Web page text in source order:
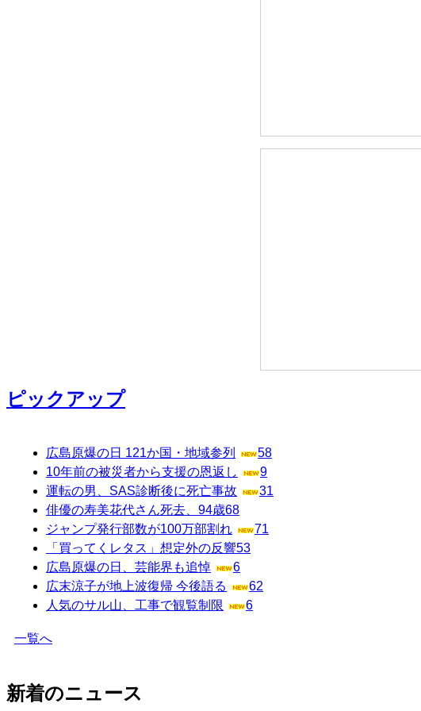
ピックアップ
広島原爆の日 121か国・地域参列
58
10年前の被災者から支援の恩返し
9
運転の男、SAS診断後に死亡事故
31
俳優の寿美花代さん死去、94歳68
ジャンプ発行部数が100万部割れ
71
「買ってくレタス」想定外の反響53
広島原爆の日、芸能界も追悼
6
広末涼子が地上波復帰 今後語る
62
人気のサル山、工事で観覧制限
6
一覧へ
新着のニュース